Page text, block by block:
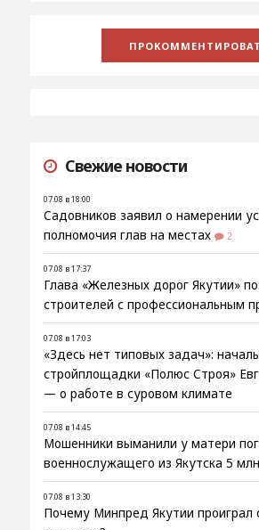
Свежие новости
07.08 в 18:00
Садовников заявил о намерении
полномочия глав на местах
2
07.08 в 17:37
Глава «Железных дорог Якутии»
строителей с профессиональным
07.08 в 17:03
«Здесь нет типовых задач»:
стройплощадки «Полюс Строя»
— о работе в суровом климате
07.08 в 14:45
Мошенники выманили у матери
военнослужащего из Якутска 5
07.08 в 13:30
Почему Минпред Якутии проиграл